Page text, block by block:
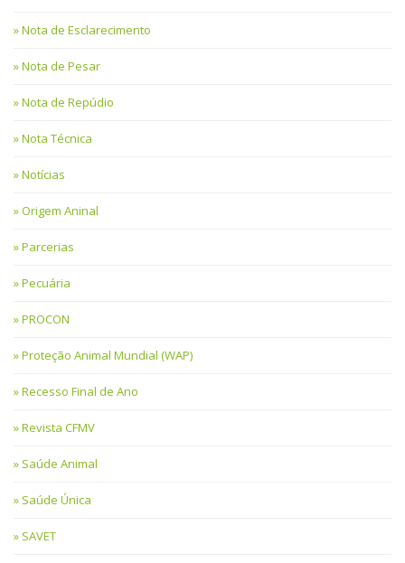
Nota de Esclarecimento
Nota de Pesar
Nota de Repúdio
Nota Técnica
Notícias
Origem Aninal
Parcerias
Pecuária
PROCON
Proteção Animal Mundial (WAP)
Recesso Final de Ano
Revista CFMV
Saúde Animal
Saúde Única
SAVET